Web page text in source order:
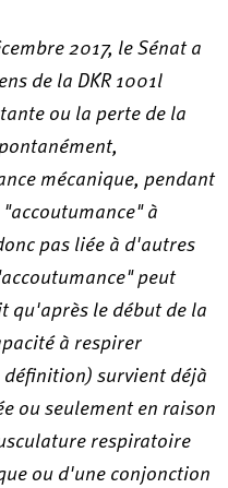
2017, le Sénat a
de la DKR 1001l
ou la perte de la
mécanique, pendant
à
pas liée à d'autres
peut
qu'après le début de la
à respirer
survient déjà
ou seulement en raison
respiratoire
ou d'une conjonction